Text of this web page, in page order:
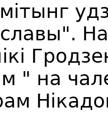
" на